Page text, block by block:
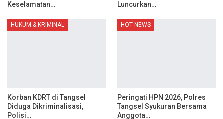
Keselamatan…
Luncurkan…
HUKUM & KRIMINAL
Korban KDRT di Tangsel
Diduga Dikriminalisasi,
Polisi…
HOT NEWS
Peringati HPN 2026, Polres
Tangsel Syukuran Bersama
Anggota…